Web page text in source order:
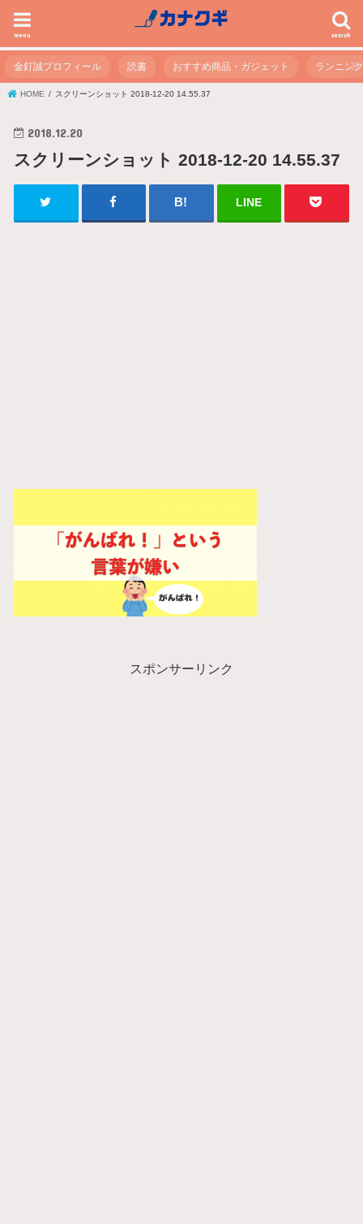
search
menu
金釘誠プロフィール 読書 おすすめ商品・ガジェット ランニング
HOME スクリーンショット 2018-12-20 14.55.37
2018.12.20
スクリーンショット 2018-12-20 14.55.37
LINE
スポンサーリンク